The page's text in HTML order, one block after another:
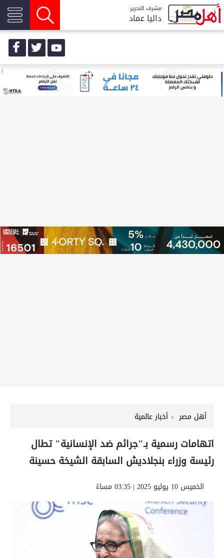
مشرف التحرير
داليا عماد
أهل مصر أخبار عالمية
اتهامات رسمية بـ"جرائم ضد الإنسانية" تطال
رئيسة وزراء بنجلاديش السابقة الشيخة حسينة
الخميس 10 يوليو 2025 | 03:35 مساءً